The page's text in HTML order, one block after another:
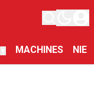
MACHINES